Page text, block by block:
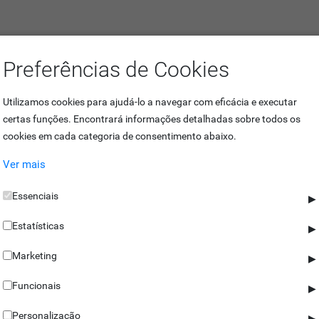
para o trajeto de rondas dos seguranças.
se facilmente verificar se o percurso foi ou não cumprido
das suas obrigações, e possibilitam também identificar o
Memórias Id Tag Contact não necessitam de baterias. Desta
de ser fiável no cumprimento de trajetos, e fácil de transportar e
de rondas, como o , vê assegurado toda a gestão e
Preferências de Cookies
Utilizamos cookies para ajudá-lo a navegar com eficácia e executar
certas funções. Encontrará informações detalhadas sobre todos os
cookies em cada categoria de consentimento abaixo.
Ver mais
Essenciais ▶
Estatísticas ▶
Marketing ▶
Funcionais ▶
Personalização